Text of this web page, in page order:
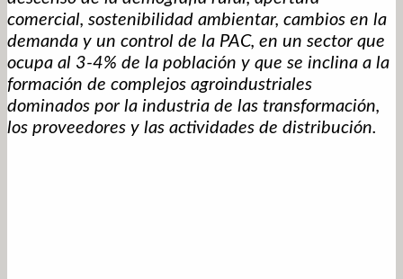
comercial, sostenibilidad ambientar, cambios en la
demanda y un control de la PAC, en un sector que
ocupa al 3-4% de la población y que se inclina a la
formación de complejos agroindustriales
dominados por la industria de las transformación,
los proveedores y las actividades de distribución.